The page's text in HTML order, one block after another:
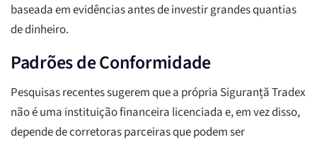
baseada em evidências antes de investir grandes quantias
de dinheiro.
Padrões de Conformidade
Pesquisas recentes sugerem que a própria Siguranță Tradex
não é uma instituição financeira licenciada e, em vez disso,
depende de corretoras parceiras que podem ser